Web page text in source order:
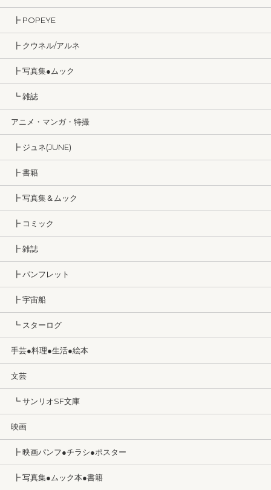
┣ POPEYE
┣ クウネル/アルネ
┣ 写真集●ムック
┗ 雑誌
アニメ・マンガ・特撮
┣ ジュネ(JUNE)
┣ 書籍
┣ 写真集＆ムック
┣ コミック
┣ 雑誌
┣ パンフレット
┣ 宇宙船
┗ スターログ
手芸●料理●生活●絵本
文芸
┗ サンリオSF文庫
映画
┣ 映画パンフ●チラシ●ポスター
┣ 写真集●ムック本●書籍